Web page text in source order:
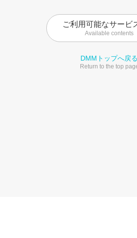
ご利用可能なサービ
Available contents
DMMトップへ戻る
Return to the top